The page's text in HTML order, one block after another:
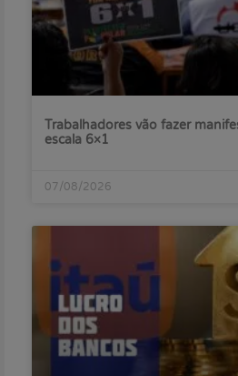
Trabalhadores vão fazer
escala 6×1
07/08/2026